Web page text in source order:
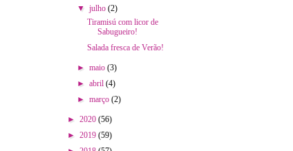
▼ julho (2)
Tiramisú com licor de
Sabugueiro!
Salada fresca de Verão!
► maio (3)
► abril (4)
► março (2)
► 2020 (56)
► 2019 (59)